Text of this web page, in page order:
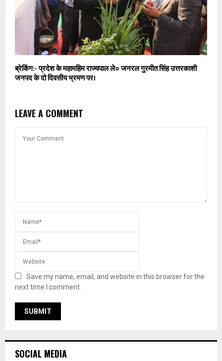
ब्रेकिंग:- प्रदेश के महामहिम राज्यपाल ले० जनरल गुरमीत सिंह उत्तरकाशी
जनपद के दो दिवसीय भ्रमण पर।
LEAVE A COMMENT
Save my name, email, and website in this browser for the
next time I comment.
SOCIAL MEDIA